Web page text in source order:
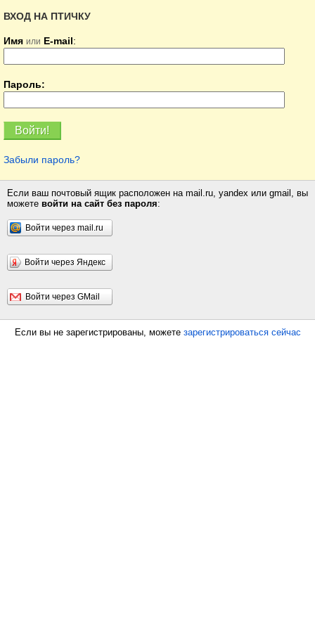
ВХОД НА ПТИЧКУ
Имя или E-mail:
Пароль:
Забыли пароль?
Если ваш почтовый ящик расположен на mail.ru, yandex или gmail, вы
можете войти на сайт без пароля:
Войти через mail.ru
Войти через Яндекс
Войти через GMail
Если вы не зарегистрированы, можете зарегистрироваться сейчас